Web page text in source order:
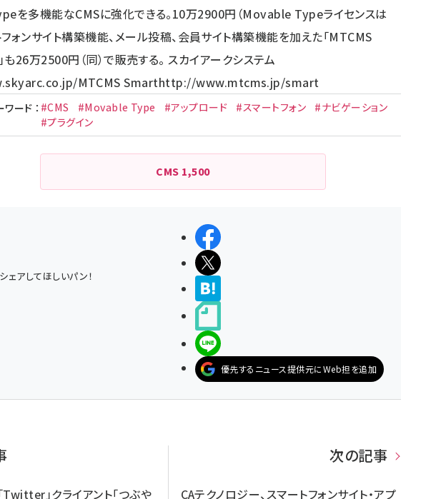
を多機能なCMSに強化できる。10万2900円（Movable Typeライセンスは
フォンサイト構築機能、メール投稿、会員サイト構築機能を加えた「MTCMS
26万2500円（同）で販売する。 スカイアークシステム
MTCMS Smarthttp://www.mtcms.jp/smart
ワード ： #CMS #Movable Type #アップロード #スマートフォン
#ナビゲーション
#プラグイン
CMS 1,500
ェアしてほしいパン！
シェアする
ポストする
LINEで送る
優先するニュース提供元にWeb担を追加
Twitter」クライアント「つぶや
次の記事
CAテクノロジー、スマートフォンサイト・アプ